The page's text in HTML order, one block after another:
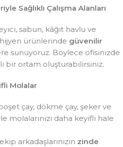
Sağlıklı Çalışma Alanları
sabun, kâğıt havlu ve
ürünlerinde güvenilir
sunuyoruz. Böylece ofisinizde
bir ortam oluşturabilirsiniz.
Molalar
çay, dökme çay, şeker ve
molalarınızı daha keyifli hale
arkadaşlarınızın zinde